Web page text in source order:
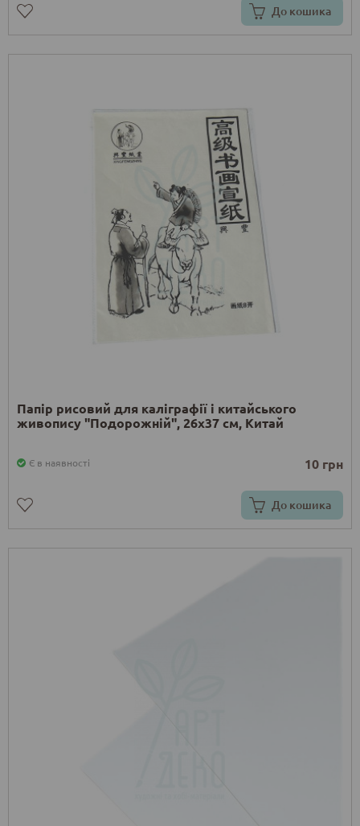
До кошика
Папір рисовий для каліграфії і китайського
живопису "Подорожній", 26x37 см, Китай
Є в наявності 10 грн
До кошика